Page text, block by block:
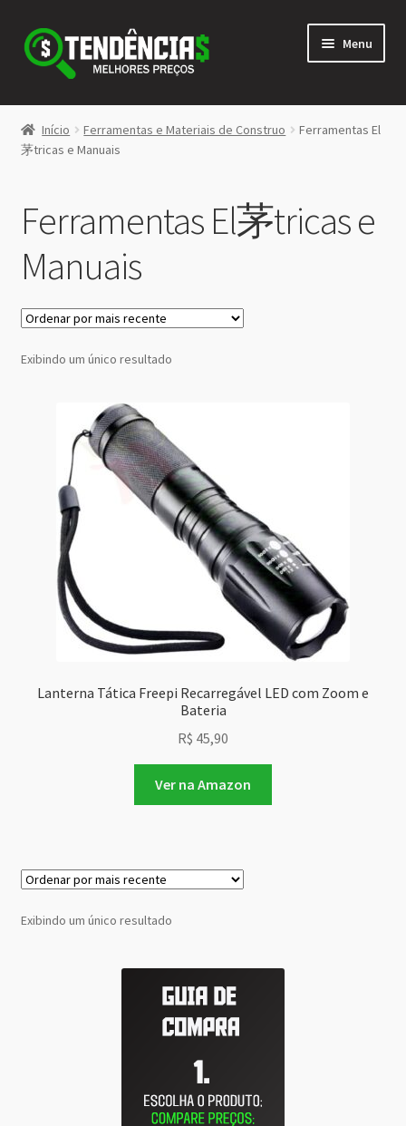
Pular
para
navegação
Pular
para
conteúdo
Menu
LOJA
<>
Início Ferramentas e Materiais de Construo
Ferramentas El
茅tricas e Manuais
Ferramentas El茅tricas e
Manuais
Exibindo um único resultado
Lanterna Tática Freepi Recarregável LED com Zoom e
Bateria
R$ 45,90
Ver na Amazon
Exibindo um único resultado